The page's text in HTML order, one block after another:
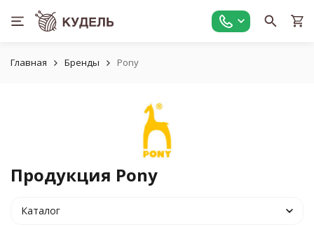
Главная Бренды Pony
Продукция Pony
Каталог